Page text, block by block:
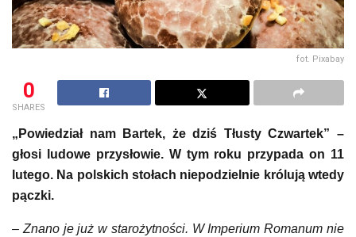
fot. Pixabay
0
SHARES
„Powiedział nam Bartek, że dziś Tłusty Czwartek” –
głosi ludowe przysłowie. W tym roku przypada on 11
lutego. Na polskich stołach niepodzielnie królują wtedy
pączki.
–Znano je już w starożytności. W Imperium Romanum nie